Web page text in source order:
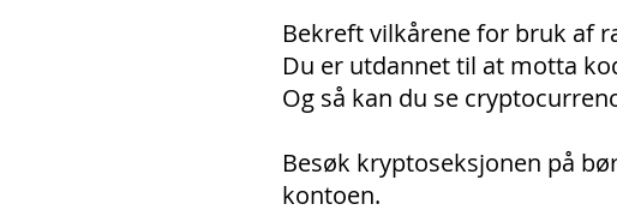
Bekreft vilkårene for bruk af
Du er utdannet til at motta
Og så kan du se
Besøk kryptoseksjonen på
kontoen.